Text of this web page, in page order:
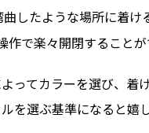
曲したような場所に着け
作で楽々開閉すること
ってカラーを選び、着
を選ぶ基準になると嬉